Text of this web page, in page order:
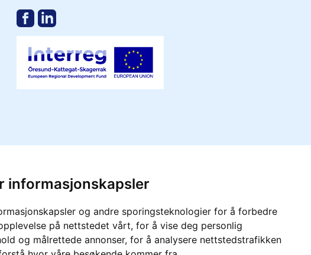
informasjonskapsler
og andre sporingsteknologier for å forbedre
på nettstedet vårt, for å vise deg personlig
og målrettede annonser, for å analysere nettstedstrafikken
havn.no